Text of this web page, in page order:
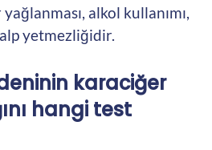
alkol kullanımı,
yetmezliğidir.
karaciğer
hangi test